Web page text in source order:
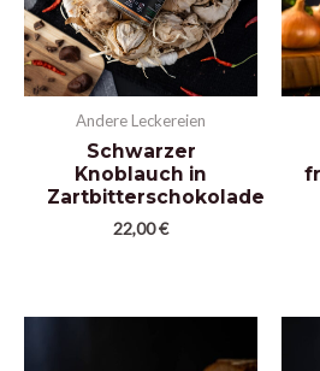
Andere Leckereien
Schwarzer
Knoblauch in
Zartbitterschokolade
22,00€